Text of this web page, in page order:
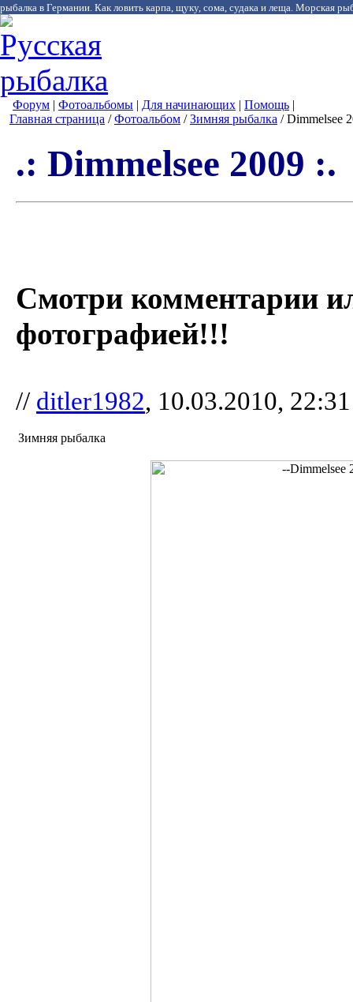
рыбалка в Германии. Как ловить карпа, щуку, сома, судака и леща. Морская
Форум | Фотоальбомы | Для начинающих | Помощь |
Главная страница /Фотоальбом /Зимняя рыбалка / Dimmelsee
.: Dimmelsee 2009 :.
Смотри комментарии
фотографией!!!
// ditler1982, 10.03.2010, 22:31
Зимняя рыбалка